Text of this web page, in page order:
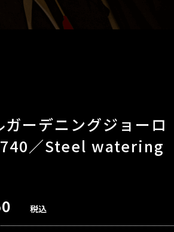
ガーデニングジョーロ
／Steel watering
税込